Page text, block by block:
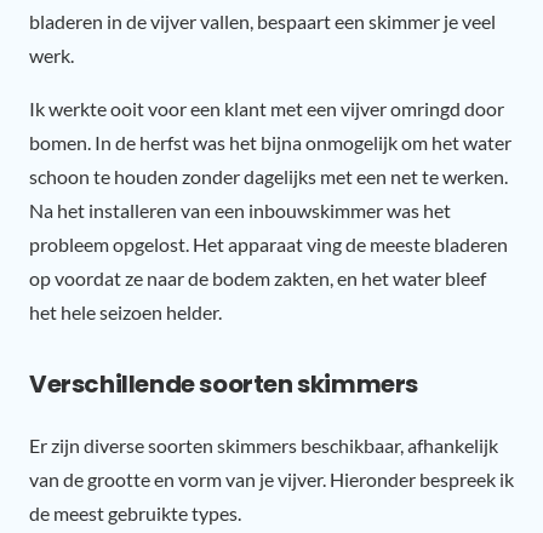
bladeren in de vijver vallen, bespaart een skimmer je veel
werk.
Ik werkte ooit voor een klant met een vijver omringd door
bomen. In de herfst was het bijna onmogelijk om het water
schoon te houden zonder dagelijks met een net te werken.
Na het installeren van een inbouwskimmer was het
probleem opgelost. Het apparaat ving de meeste bladeren
op voordat ze naar de bodem zakten, en het water bleef
het hele seizoen helder.
Verschillende soorten skimmers
Er zijn diverse soorten skimmers beschikbaar, afhankelijk
van de grootte en vorm van je vijver. Hieronder bespreek ik
de meest gebruikte types.